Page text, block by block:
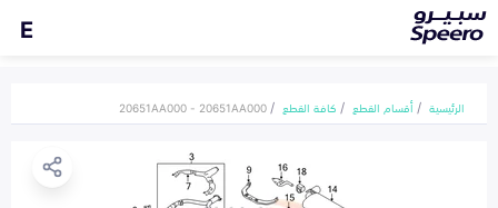
E
الرئيسية أقسام القطع كافة القطع 20651AA000 - 20651AA000